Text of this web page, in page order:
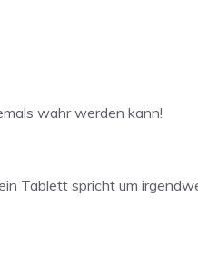
wahr werden kann!
Tablett spricht um